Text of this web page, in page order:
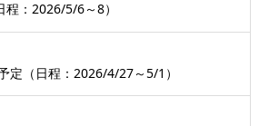
：2026/5/6～8）
定（日程：2026/4/27～5/1）